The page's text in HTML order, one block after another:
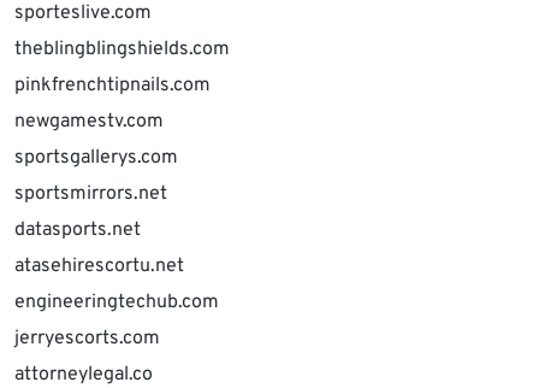
sporteslive.com
theblingblingshields.com
pinkfrenchtipnails.com
newgamestv.com
sportsgallerys.com
sportsmirrors.net
datasports.net
atasehirescortu.net
engineeringtechub.com
jerryescorts.com
attorneylegal.co